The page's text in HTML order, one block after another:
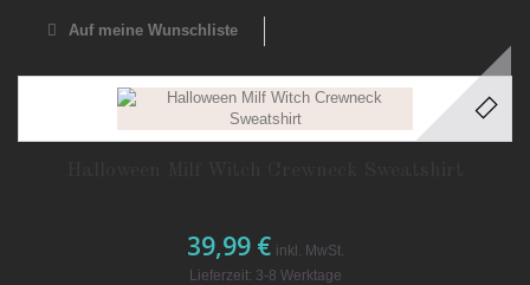
Auf meine Wunschliste
39,99 € inkl. MwSt.
Lieferzeit: 3-8 Werktage